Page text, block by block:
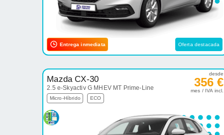
Entrega inmediata Oferta destacada
Mazda CX-30
2.5 e-Skyactiv G MHEV MT Prime-Line
Micro-Híbrido ECO
desde
356 €
mes / IVA incl.